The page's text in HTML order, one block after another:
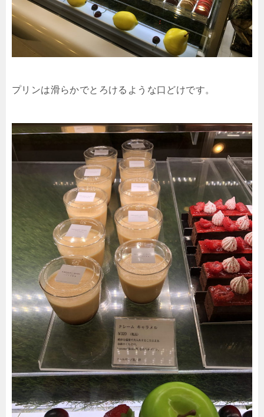
プリンは滑らかでとろけるような口どけです。